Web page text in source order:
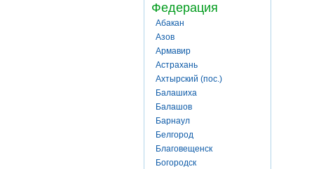
Федерация
Абакан
Азов
Армавир
Астрахань
Ахтырский (пос.)
Балашиха
Балашов
Барнаул
Белгород
Благовещенск
Богородск